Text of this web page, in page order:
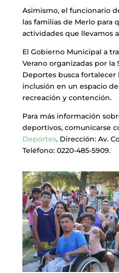
Asimismo, el funcionario
las familias de Merlo para
actividades que llevamos
El Gobierno Municipal a
Verano organizadas por la
Deportes busca fortalecer
inclusión en un espacio
recreación y contención.
Para más información
deportivos, comunicarse
Deportes. Dirección: Av.
Teléfono: 0220-485-5909.